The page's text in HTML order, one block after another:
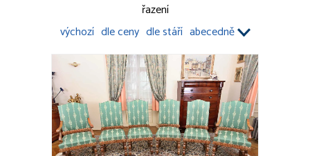
Skříně, komody
Stoly, stolky
Židle, křesla
Zrcadla
Ostatní nábytek
HODINY, HODINKY
řazení
výchozí dle ceny dle stáří abecedně